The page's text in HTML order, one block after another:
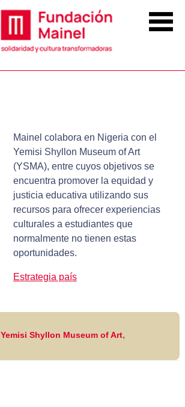
Mainel colabora en Nigeria con el
Yemisi Shyllon Museum of Art
(YSMA), entre cuyos objetivos se
encuentra promover la equidad y
justicia educativa utilizando sus
recursos para ofrecer experiencias
culturales a estudiantes que
normalmente no tienen estas
oportunidades.
Estrategia país
Yemisi Shyllon Museum of Art,